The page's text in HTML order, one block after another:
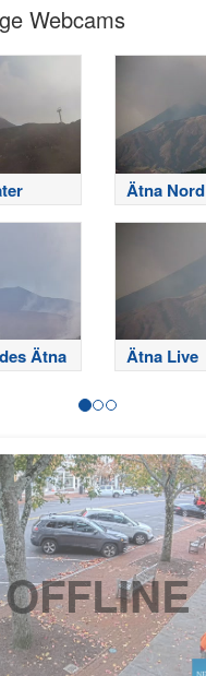
Webcams
Ätna Nord
Ätna Ätna Live
OFFLINE